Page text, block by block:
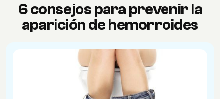
6 consejos para prevenir la
aparición de hemorroides